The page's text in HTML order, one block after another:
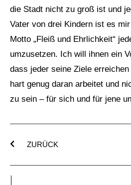
die Stadt nicht zu groß ist und
Vater von drei Kindern ist es
Motto „Fleiß und Ehrlichkeit“
umzusetzen. Ich will ihnen ein
dass jeder seine Ziele
hart genug daran arbeitet und
zu sein – für sich und für jene
ZURÜCK